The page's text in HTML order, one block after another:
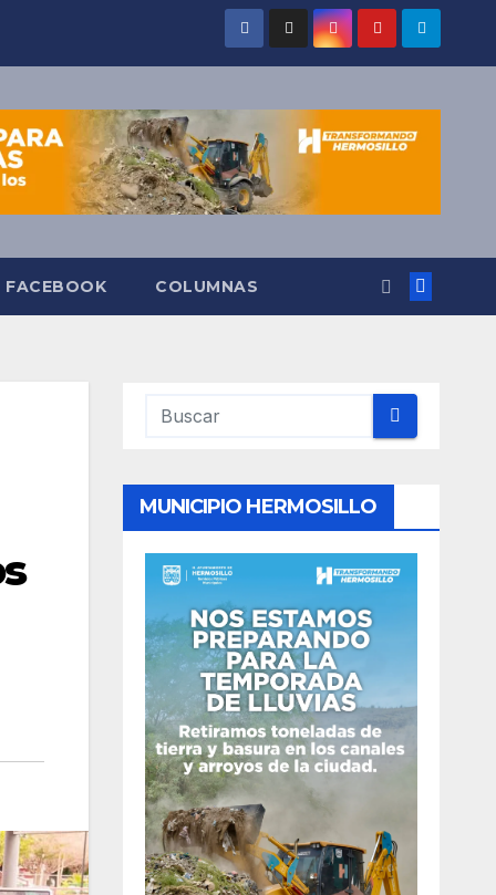
FACEBOOK COLUMNAS
MUNICIPIO HERMOSILLO